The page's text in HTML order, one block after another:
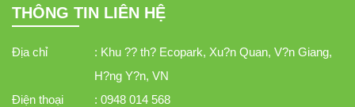
THÔNG TIN LIÊN HỆ
Địa chỉ
: Khu ?? th? Ecopark, Xu?n Quan, V?n Giang,
H?ng Y?n, VN
Điện thoại
: 0948 014 568